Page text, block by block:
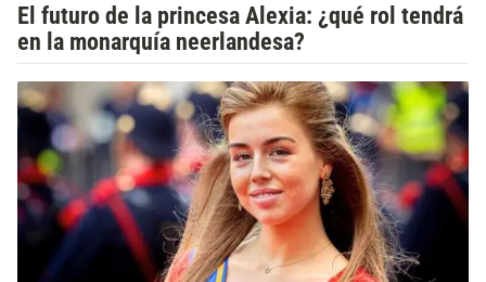
El futuro de la princesa Alexia: ¿qué rol tendrá
en la monarquía neerlandesa?